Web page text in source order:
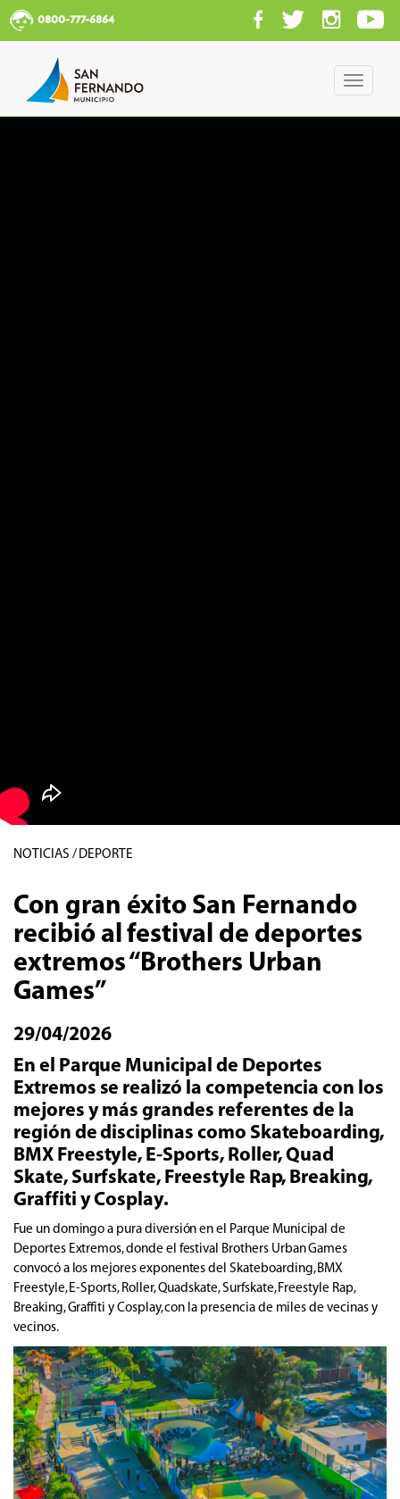
0800-777-6864
Toggle
NOTICIAS / DEPORTE
Con gran éxito San Fernando
recibió al festival de deportes
extremos “Brothers Urban
Games”
29/04/2026
En el Parque Municipal de Deportes
Extremos se realizó la competencia con los
mejores y más grandes referentes de la
región de disciplinas como Skateboarding,
BMX Freestyle, E-Sports, Roller, Quad
Skate, Surfskate, Freestyle Rap, Breaking,
Graffiti y Cosplay.
Fue un domingo a pura diversión en el Parque Municipal de
Deportes Extremos, donde el festival Brothers Urban Games
convocó a los mejores exponentes del Skateboarding, BMX
Freestyle, E-Sports, Roller, Quadskate, Surfskate, Freestyle Rap,
Breaking, Graffiti y Cosplay, con la presencia de miles de vecinas y
vecinos.